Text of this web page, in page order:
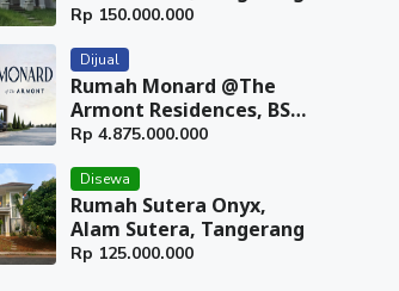
Rp 150.000.000
Dijual
Rumah Monard @The
Armont Residences, BSD
City, Tangerang
Rp 4.875.000.000
Disewa
Rumah Sutera Onyx,
Alam Sutera, Tangerang
Rp 125.000.000